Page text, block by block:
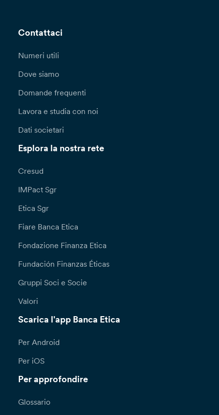
Contattaci
Numeri utili
Dove siamo
Domande frequenti
Lavora e studia con noi
Dati societari
Esplora la nostra rete
Cresud
IMPact Sgr
Etica Sgr
Fiare Banca Etica
Fondazione Finanza Etica
Fundación Finanzas Éticas
Gruppi Soci e Socie
Valori
Scarica l'app Banca Etica
Per Android
Per iOS
Per approfondire
Glossario